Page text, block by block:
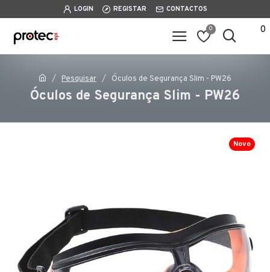
LOGIN REGISTAR CONTACTOS
0 0
Pesquisar Óculos de Segurança Slim - PW26
Óculos de Segurança Slim - PW26
Novo